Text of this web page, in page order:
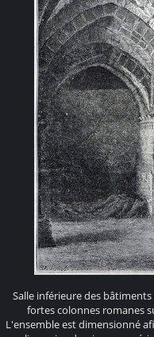
Salle inférieure des
fortes colonnes romanes
L'ensemble est dimensionné